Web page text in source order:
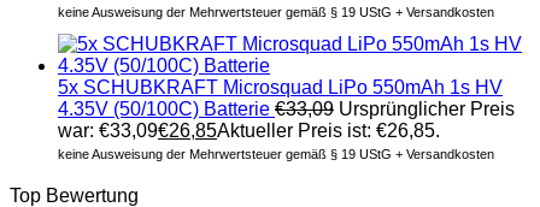
keine Ausweisung der Mehrwertsteuer gemäß § 19 UStG + Versandkosten
5x SCHUBKRAFT Microsquad LiPo 550mAh 1s HV
4.35V (50/100C) Batterie €33,09 Ursprünglicher Preis
war: €33,09€26,85Aktueller Preis ist: €26,85.
keine Ausweisung der Mehrwertsteuer gemäß § 19 UStG + Versandkosten
Top Bewertung